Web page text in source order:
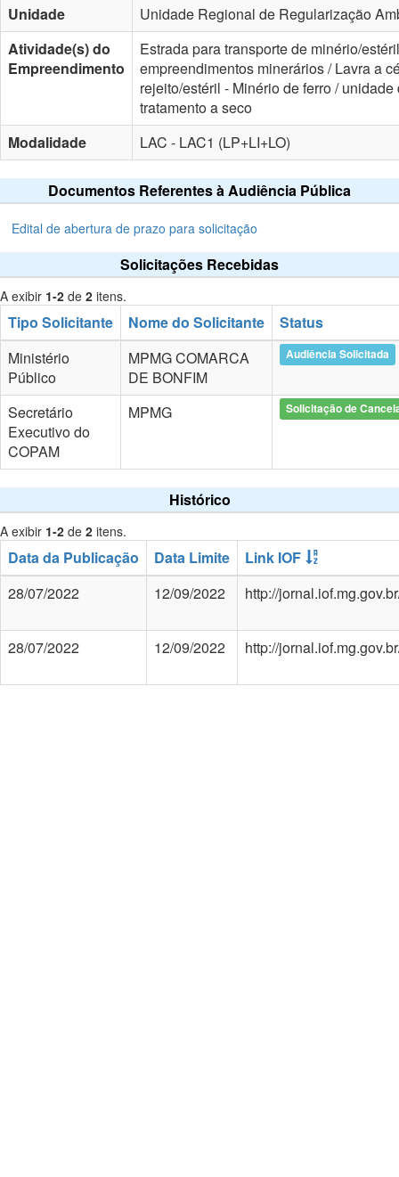
Unidade
Unidade Regional de Regularização
Atividade(s) do
Empreendimento
Estrada para transporte de minério/
empreendimentos minerários / Lavra a
rejeito/estéril - Minério de ferro /
tratamento a seco
Modalidade
LAC - LAC1 (LP+LI+LO)
Documentos Referentes à Audiência Pública
Edital de abertura de prazo para solicitação
Solicitações Recebidas
A exibir 1-2 de 2 itens.
Tipo Solicitante Nome do Solicitante
Status
Ministério
Público
MPMG COMARCA
DE BONFIM
Audiência Solicitada
Secretário
Executivo do
COPAM
MPMG Solicitação de
Histórico
A exibir 1-2 de 2 itens.
Data da Publicação Data Limite
Link IOF
28/07/2022
12/09/2022 http://
28/07/2022 12/09/2022 http://